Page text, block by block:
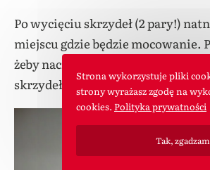
Po wycięciu skrzydeł (2 pary!)
miejscu gdzie będzie mocowanie.
żeby nacięcia były w równych
skrzydeł.
Strona wykorzystuje pliki
strony wyrażasz zgodę na
cookies. Polityka prywatności
Tak,